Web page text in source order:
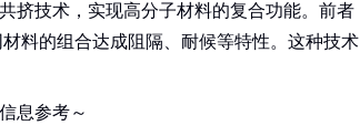
挤技术，实现高分子材料的复合功能。前者
料的组合达成阻隔、耐候等特性。这种技术
息参考～